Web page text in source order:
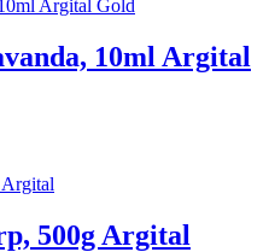
10ml Argital
500g Argital